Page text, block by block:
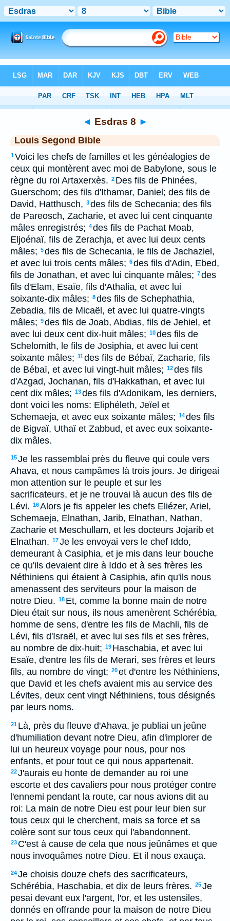
> Esdras 8
◄ Esdras 8 ►
Louis Segond Bible
1Voici les chefs de familles et les généalogies de
ceux qui montèrent avec moi de Babylone, sous le
règne du roi Artaxerxès. 2 Des fils de Phinées,
Guerschom; des fils d'Ithamar, Daniel; des fils de
David, Hatthusch, 3des fils de Schecania; des fils
de Pareosch, Zacharie, et avec lui cent cinquante
mâles enregistrés; 4des fils de Pachat Moab,
Eljoénaï, fils de Zerachja, et avec lui deux cents
mâles; 5des fils de Schecania, le fils de Jachaziel,
et avec lui trois cents mâles; 6des fils d'Adin, Ebed,
fils de Jonathan, et avec lui cinquante mâles; 7des
fils d'Elam, Esaïe, fils d'Athalia, et avec lui
soixante-dix mâles; 8des fils de Schephathia,
Zebadia, fils de Micaël, et avec lui quatre-vingts
mâles; 9des fils de Joab, Abdias, fils de Jehiel, et
avec lui deux cent dix-huit mâles; 10des fils de
Schelomith, le fils de Josiphia, et avec lui cent
soixante mâles; 11des fils de Bébaï, Zacharie, fils
de Bébaï, et avec lui vingt-huit mâles; 12des fils
d'Azgad, Jochanan, fils d'Hakkathan, et avec lui
cent dix mâles; 13des fils d'Adonikam, les derniers,
dont voici les noms: Eliphéleth, Jeïel et
Schemaeja, et avec eux soixante mâles; 14des fils
de Bigvaï, Uthaï et Zabbud, et avec eux soixante-
dix mâles.
15Je les rassemblai près du fleuve qui coule vers
Ahava, et nous campâmes là trois jours. Je dirigeai
mon attention sur le peuple et sur les
sacrificateurs, et je ne trouvai là aucun des fils de
Lévi. 16Alors je fis appeler les chefs Eliézer, Ariel,
Schemaeja, Elnathan, Jarib, Elnathan, Nathan,
Zacharie et Meschullam, et les docteurs Jojarib et
Elnathan. 17Je les envoyai vers le chef Iddo,
demeurant à Casiphia, et je mis dans leur bouche
ce qu'ils devaient dire à Iddo et à ses frères les
Néthiniens qui étaient à Casiphia, afin qu'ils nous
amenassent des serviteurs pour la maison de
notre Dieu. 18 Et, comme la bonne main de notre
Dieu était sur nous, ils nous amenèrent Schérébia,
homme de sens, d'entre les fils de Machli, fils de
Lévi, fils d'Israël, et avec lui ses fils et ses frères,
au nombre de dix-huit; 19 Haschabia, et avec lui
Esaïe, d'entre les fils de Merari, ses frères et leurs
fils, au nombre de vingt; 20et d'entre les Néthiniens,
que David et les chefs avaient mis au service des
Lévites, deux cent vingt Néthiniens, tous désignés
par leurs noms.
21 Là, près du fleuve d'Ahava, je publiai un jeûne
d'humiliation devant notre Dieu, afin d'implorer de
lui un heureux voyage pour nous, pour nos
enfants, et pour tout ce qui nous appartenait.
22J'aurais eu honte de demander au roi une
escorte et des cavaliers pour nous protéger contre
l'ennemi pendant la route, car nous avions dit au
roi: La main de notre Dieu est pour leur bien sur
tous ceux qui le cherchent, mais sa force et sa
colère sont sur tous ceux qui l'abandonnent.
23 C'est à cause de cela que nous jeûnâmes et que
nous invoquâmes notre Dieu. Et il nous exauça.
24Je choisis douze chefs des sacrificateurs,
Schérébia, Haschabia, et dix de leurs frères. 25Je
pesai devant eux l'argent, l'or, et les ustensiles,
donnés en offrande pour la maison de notre Dieu